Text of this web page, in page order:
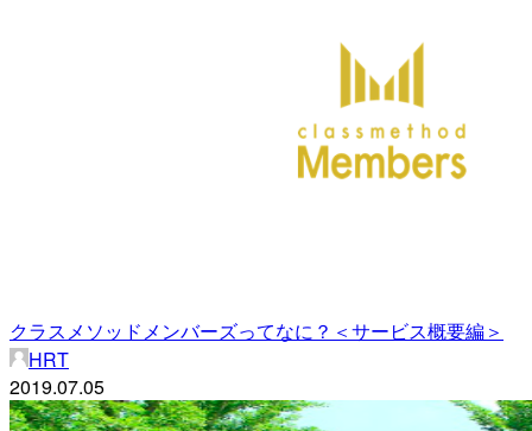
クラスメソッドメンバーズってなに？＜サービス概要編＞
HRT
2019.07.05